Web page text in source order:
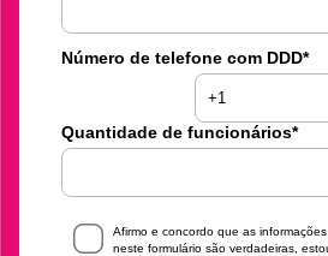
Número de telefone com DDD*
Quantidade de funcionários*
Afirmo e concordo que as
neste formulário são verdadeiras,